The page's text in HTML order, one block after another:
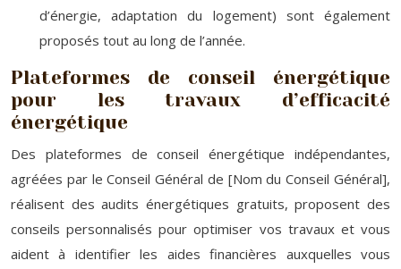
d’énergie, adaptation du logement) sont également
proposés tout au long de l’année.
Plateformes de conseil énergétique
pour les travaux d’efficacité
énergétique
Des plateformes de conseil énergétique indépendantes,
agréées par le Conseil Général de [Nom du Conseil Général],
réalisent des audits énergétiques gratuits, proposent des
conseils personnalisés pour optimiser vos travaux et vous
aident à identifier les aides financières auxquelles vous